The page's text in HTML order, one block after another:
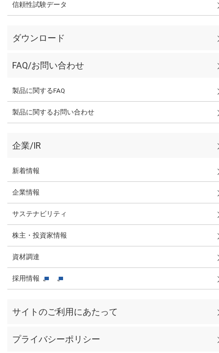
信頼性試験データ
ダウンロード
FAQ/お問い合わせ
製品に関するFAQ
製品に関するお問い合わせ
企業/IR
新着情報
企業情報
サステナビリティ
株主・投資家情報
資材調達
採用情報
サイトのご利用にあたって
プライバシーポリシー